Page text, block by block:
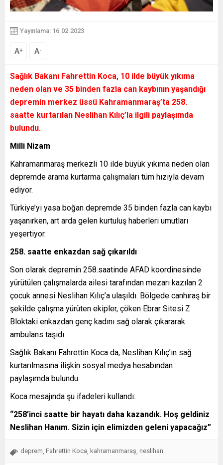
Yayınlama: 16.02.2023
A+ A-
Sağlık Bakanı Fahrettin Koca, 10 ilde büyük yıkıma
neden olan ve 35 binden fazla can kaybının yaşandığı
depremin merkez üssü Kahramanmaraş’ta 258.
saatte kurtarılan Neslihan Kılıç’la ilgili paylaşımda
bulundu.
Milli Nizam
Kahramanmaraş merkezli 10 ilde büyük yıkıma neden olan
depremde arama kurtarma çalışmaları tüm hızıyla devam
ediyor.
Türkiye’yi yasa boğan depremde 35 binden fazla can kaybı
yaşanırken, art arda gelen kurtuluş haberleri umutları
yeşertiyor.
258. saatte enkazdan sağ çıkarıldı
Son olarak depremin 258.saatinde AFAD koordinesinde
yürütülen çalışmalarda ailesi tarafından mezarı kazılan 2
çocuk annesi Neslihan Kılıç’a ulaşıldı. Bölgede canhıraş bir
şekilde çalışma yürüten ekipler, çöken Ebrar Sitesi Z
Bloktaki enkazdan genç kadını sağ olarak çıkararak
ambulans taşıdı.
Sağlık Bakanı Fahrettin Koca da, Neslihan Kılıç’ın sağ
kurtarılmasına ilişkin sosyal medya hesabından
paylaşımda bulundu.
Koca mesajında şu ifadeleri kullandı:
“258’inci saatte bir hayatı daha kazandık. Hoş geldiniz
Neslihan Hanım. Sizin için elimizden geleni yapacağız”
deprem Fahrettin Koca kahramanmaraş neslihan